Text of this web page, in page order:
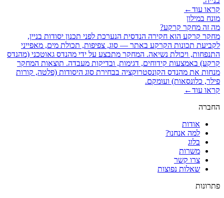
קראו עוד←
מונח במילון
מה זה מחקר קרקע?
מחקר קרקע הוא חקירה הנדסית הנערכת לפני תכנון יסודות בניין,
לקביעת תכונות הקרקע באתר — סוג, צפיפות, תכולת מים, מאפייני
התנפחות, ויכולת נשיאה. המחקר מתבצע על ידי מהנדס גאוטכני (מהנדס
קרקע) באמצעות קידוחים, דגימות, ובדיקות מעבדה. תוצאות המחקר
מנחות את מהנדס הקונסטרוקציה בבחירת סוג היסודות (פלטה, קורות
פילר, כלונסאות) ועומקם.
קראו עוד←
החברה
אודות
למה אנחנו?
בלוג
משרות
צרו קשר
שאלות נפוצות
פתרונות